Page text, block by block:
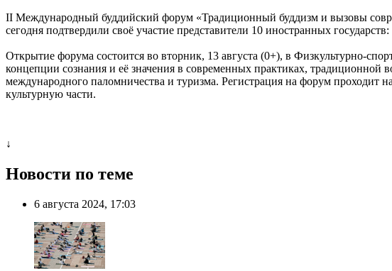
II Международный буддийский форум «Традиционный буддизм и вызовы
сегодня подтвердили своё участие представители 10 иностранных
Открытие форума состоится во вторник, 13 августа (0+), в Физкультурно-
концепции сознания и её значения в современных практиках,
международного паломничества и туризма. Регистрация на форум проходит
культурную части.
↓
Новости по теме
6 августа 2024, 17:03